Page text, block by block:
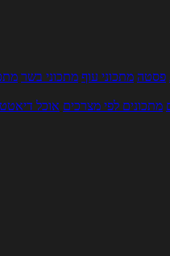
פסטה מתכוני עוף מתכוני בשר
מתכונים לפי מצרכים אוכל